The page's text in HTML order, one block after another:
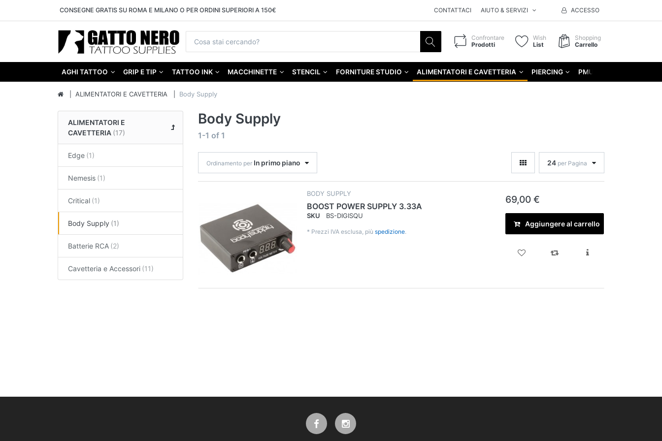
CONSEGNE GRATIS SU ROMA E MILANO O PER ORDINI SUPERIORI A 150€ CONTATTACI AIUTO & SERVIZI ACCESSO
Confrontare
Prodotti
Wish
List
Shopping
Carrello
AGHI TATTOO GRIP E TIP TATTOO INK MACCHINETTE STENCIL FORNITURE STUDIO ALIMENTATORI E CAVETTERIA PIERCING PMU
ALIMENTATORI E CAVETTERIA Body Supply
ALIMENTATORI E
CAVETTERIA
Edge
Nemesis
Critical
Body Supply
Batterie RCA
Cavetteria e Accessori
Body Supply
1-1 of 1
Ordinamento per In primo piano 24 per Pagina
BODY SUPPLY
BOOST POWER SUPPLY 3.33A
SKU BS-DIGISQU
* Prezzi IVA esclusa, più spedizione.
69,00 €
Aggiungere al carrello